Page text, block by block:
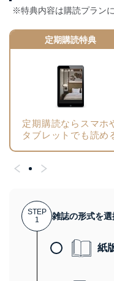
※特典内容は購読プラン
定期購読特典
定期購読ならスマホ
タブレットでも読め
STEP
1
雑誌の形式を選
紙